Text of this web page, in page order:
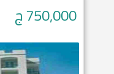
750,000ج